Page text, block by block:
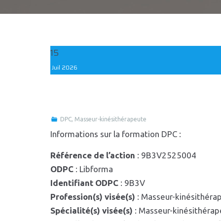
15
Juil 2026
DPC, Masseur-kinésithérapeute
Informations sur la formation DPC :
Référence de l’action : 9B3V2525004
ODPC : Libforma
Identifiant ODPC : 9B3V
Profession(s) visée(s) : Masseur-
Spécialité(s) visée(s) : Masseur-